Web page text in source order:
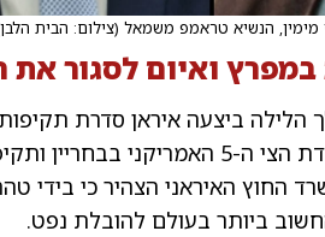
מימין, הנשיא טראמפ משמאל (צילום: הבית הלבן
ואיום לסגור את
הלילה ביצעה איראן סדרת
כשבמוקד ניסיונות לפגוע במפקדת הצי ה-5
החוץ האיראני הצהיר כי בידי
ביותר בעולם להובלת נפט.